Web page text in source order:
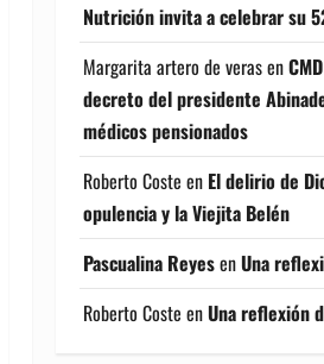
Nutrición invita a celebrar su
Margarita artero de verasen
decreto del presidente
médicos pensionados
Roberto Coste en El delirio de
opulencia y la Viejita Belén
Pascualina ReyesenUna
Roberto Coste enUna reflexión